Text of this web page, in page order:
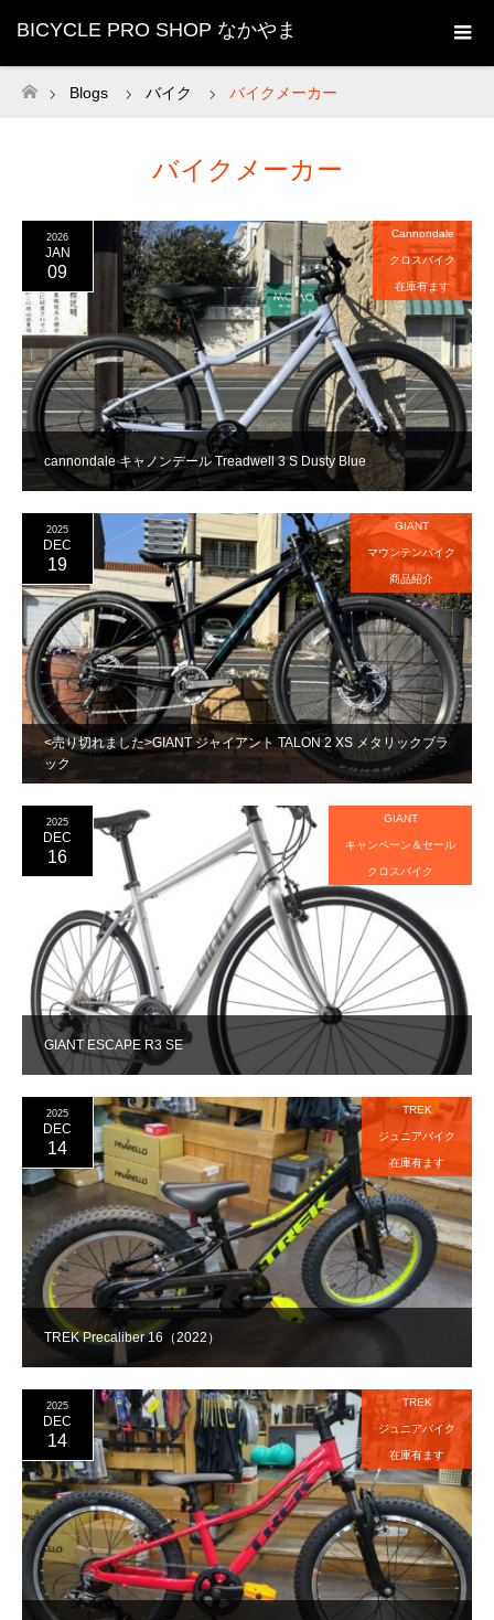
BICYCLE PRO SHOP なかやま
ホーム
Blogs バイク バイクメーカー
バイクメーカー
cannondale キャノンデール Treadwell 3 S Dusty Blue
2026
JAN
09
Cannondale
クロスバイク
在庫有ます
<売り切れました>GIANT ジャイアント TALON 2 XS メタリックブラ
ック
2025
DEC
19
GIANT
マウンテンバイク
商品紹介
GIANT ESCAPE R3 SE
2025
DEC
16
GIANT
キャンペーン＆セール
クロスバイク
TREK Precaliber 16（2022）
2025
DEC
14
TREK
ジュニアバイク
在庫有ます
2025
DEC
14
TREK
ジュニアバイク
在庫有ます